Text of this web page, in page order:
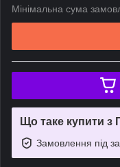
Мінімальна сума
Що таке купити з
Замовлення під